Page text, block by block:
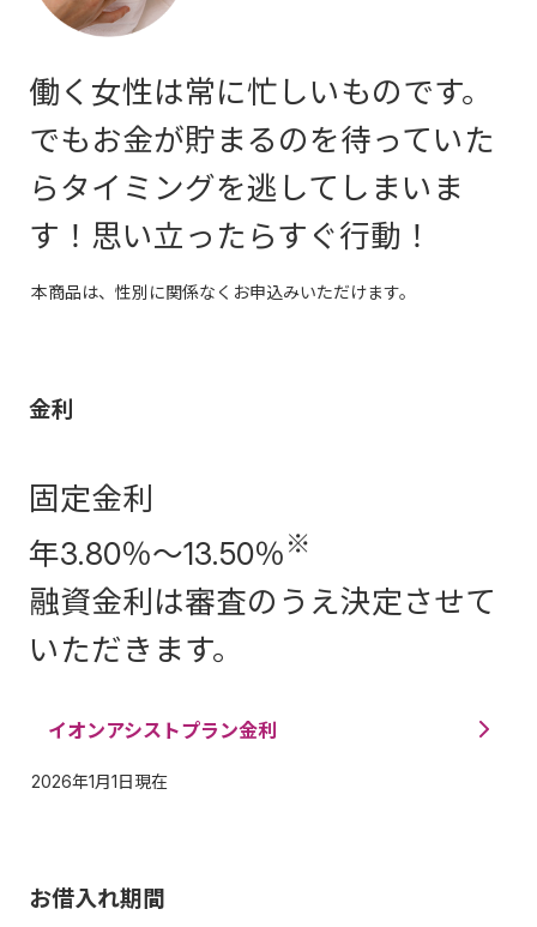
働く女性は常に忙しいものです。
でもお金が貯まるのを待っていた
らタイミングを逃してしまいま
す！思い立ったらすぐ行動！
本商品は、性別に関係なくお申込みいただけます。
金利
固定金利
年3.80％～13.50％※
融資金利は審査のうえ決定させて
いただきます。
イオンアシストプラン金利
2026年1月1日現在
お借入れ期間